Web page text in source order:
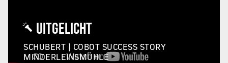
UITGELICHT
SCHUBERT | COBOT SUCCESS STORY
MINDERLEINSMÜHLE